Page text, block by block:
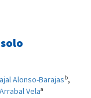
Alonso-Barajasb,
Velaa